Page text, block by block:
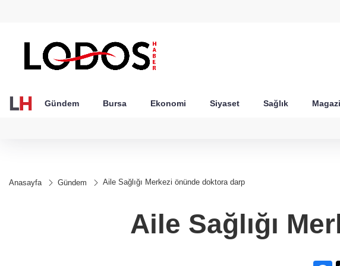
Gündem Bursa Ekonomi Siyaset Sağlık
Anasayfa Gündem Aile Sağlığı Merkezi önünde doktora darp
Aile Sağlığı